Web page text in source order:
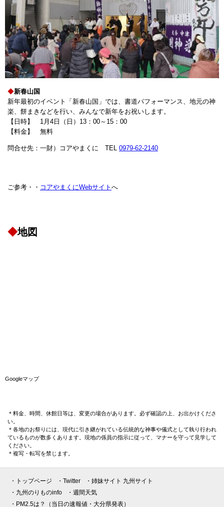
◆新春山国
新年最初のイベント「新春山国」では、書道パフォーマンス、地元の神
楽、餅まきなどを行い、みんなで新年をお祝いします。
【日時】 1月4日（日）13：00～15：00
【料金】 無料
問合せ先：一財）コアやまくに TEL 0979-62-2140
ご参考・・ コアやまくにWebサイト へ
◆地図
Googleマップ
＊料金、時間、休館日等は、変更の場合があります。必ず確認の上、お出かけくださ
い。
＊各地のお祭りには、現代に引き継がれている伝統的な神事や儀式として執り行われ
ているものが数多くあります。現地の係員の指示に従って、マナーを守って見学して
ください。
＊複写・転写を禁じます。
・トップページ ・Twitter
・姉妹サイト 九州サイト
・九州のりものinfo
・週間天気
・PM2.5は？（当日の速報値・大分県発表）